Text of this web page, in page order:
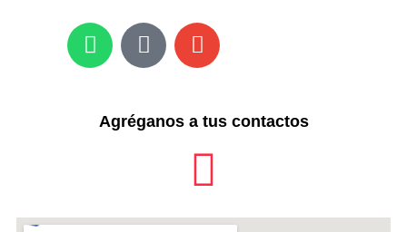
Agréganos a tus contactos